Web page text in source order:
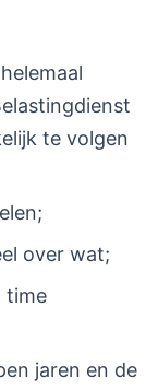
te volgen
over wat;
time
jaren en de